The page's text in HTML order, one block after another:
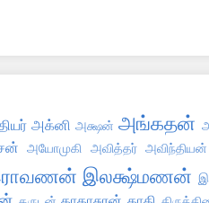
அக்னி அக்ஷன் அங்கதன்
அயோமுகி அவித்தர் அவிந்தியன்
இலக்ஷ்மணன்